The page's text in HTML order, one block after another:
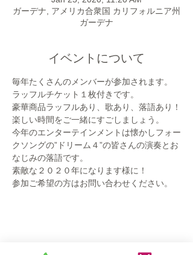
ガーデナ, アメリカ合衆国 カリフォルニア州
ガーデナ
イベントについて
毎年たくさんのメンバーが参加されます。
ラッフルチケット１枚付きです。
豪華商品ラッフルあり、歌あり、落語あり！
楽しい時間をご一緒にすごしましょう。
今年のエンターテインメントは懐かしフォー
クソングの”ドリーム４”の皆さんの演奏とお
なじみの落語です。
素敵な２０２０年になります様に！
参加ご希望の方はお問い合わせください。
このイベントをシェア